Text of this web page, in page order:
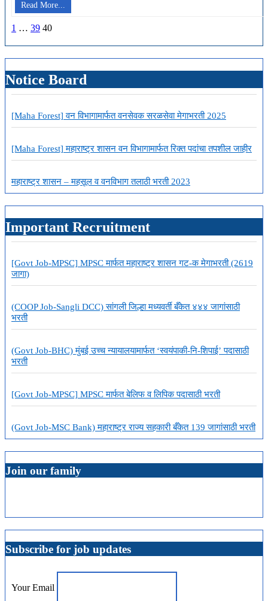
Read More...
निवेदिता
Posts
pagination
Previous
Page
1 … Page
39 Page
40
Notice Board
[Maha Forest] वन विभागामार्फत वनसेवक सरळसेवा मेगाभरती 2025
[Maha Forest] महाराष्ट्र शासन वन विभागामार्फत रिक्त पदांचा तपशील जाहीर
महाराष्ट्र शासन – महसूल व वनविभाग तलाठी भरती 2023
Important Recruitment
[Govt Job-MPSC] MPSC मार्फत महाराष्ट्र शासन गट-क मेगाभरती (2619
जागा)
(COOP Job-Sangli DCC) सांगली जिल्हा मध्यवर्ती बँकेत ४४४ जागांसाठी
भरती
(Govt Job-BHC) मुंबई उच्च न्यायालयामार्फत ‘स्वयंपाकी-नि-शिपाई’ पदासाठी
भरती
[Govt Job-MPSC] MPSC मार्फत बेलिफ व लिपिक पदासाठी भरती
(Govt Job-MSC Bank) महाराष्ट्र राज्य सहकारी बँकेत 139 जागांसाठी भरती
Join our family
Subscribe for job updates
Your Email